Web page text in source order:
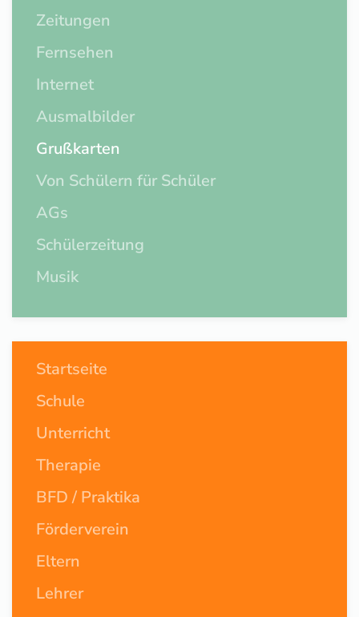
Zeitungen
Fernsehen
Internet
Ausmalbilder
Grußkarten
Von Schülern für Schüler
AGs
Schülerzeitung
Musik
Startseite
Schule
Unterricht
Therapie
BFD / Praktika
Förderverein
Eltern
Lehrer